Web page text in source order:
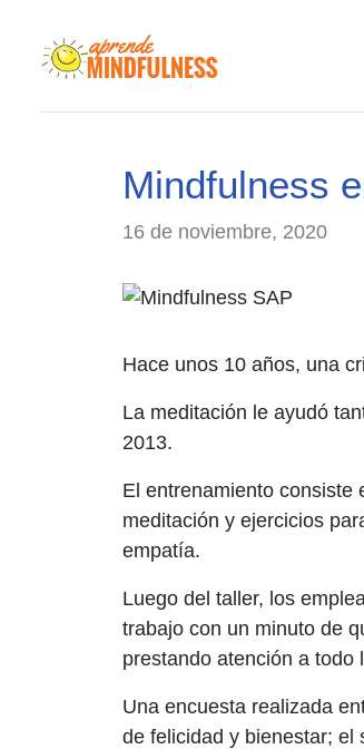
Mindfulness
16 de noviembre, 2020
Hace unos 10 años, una
La meditación le ayudó
2013.
El entrenamiento consiste
meditación y ejercicios
empatía.
Luego del taller, los
trabajo con un minuto de
prestando atención a todo
Una encuesta realizada
de felicidad y bienestar; el